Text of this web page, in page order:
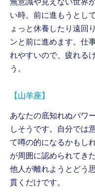
い時。前に進もうとし
ょっと休養したり遠回
ンと前に進めます。仕
れやすいので、疲れる
う。
【山羊座】
あなたの底知れぬパワ
しそうです。自分では
て噂の的になるかもし
が周囲に認められてき
他人が離れようとどう
貫くだけです。